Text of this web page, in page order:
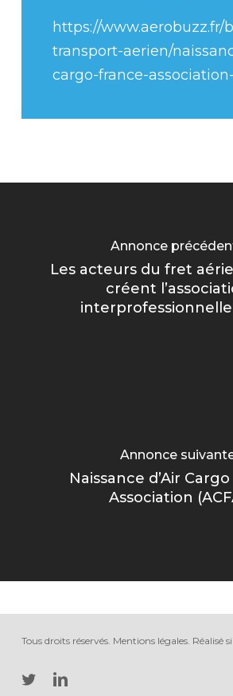
https://www.aerobuzz.fr/
transport-aerien/
cargo-france-
Annonce
Les acteurs du fret
créent
interprofessionnelle
Annonce
Naissance d’Air
Association
Tous droits réservés. Mentions légales. Réalisé
twitter linkedin